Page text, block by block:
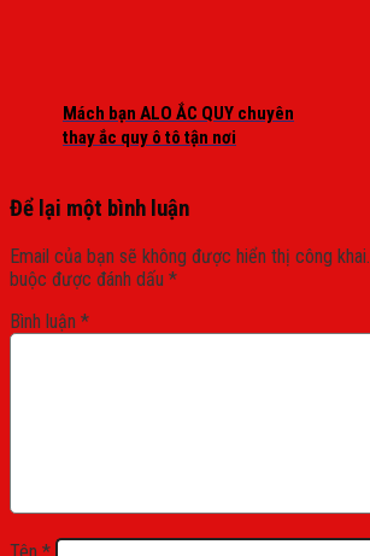
Mách bạn ALO ẮC QUY chuyên
thay ắc quy ô tô tận nơi
Để lại một bình luận
Email của bạn sẽ không được hiển thị công khai.
buộc được đánh dấu *
Bình luận *
Tên *